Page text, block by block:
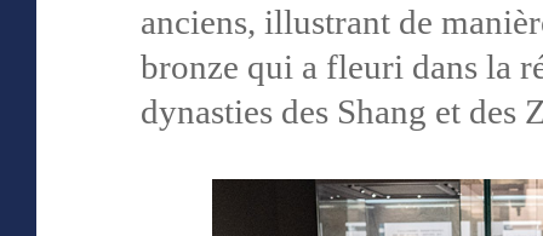
anciens, illustrant de
bronze qui a fleuri dans la
dynasties des Shang et